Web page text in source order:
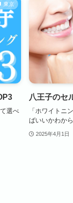
東京
選べ
八王子のセ
「ホワイトニ
ばいいかわか
2025年4月1日